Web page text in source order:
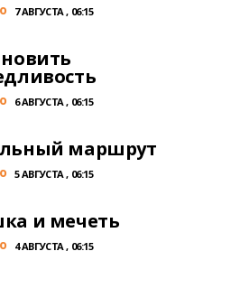
7 АВГУСТА , 06:15
6 АВГУСТА , 06:15
маршрут
5 АВГУСТА , 06:15
и мечеть
4 АВГУСТА , 06:15